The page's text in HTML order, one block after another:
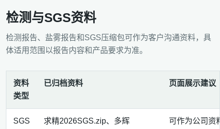
检测与SGS资料
检测报告、盐雾报告和SGS压缩包可作为客户沟通资料，具
体适用范围以报告内容和产品要求为准。
资料
类型
已归档资料 页面展示建议
SGS
求精2026SGS.zip、多辉
可作为公司资